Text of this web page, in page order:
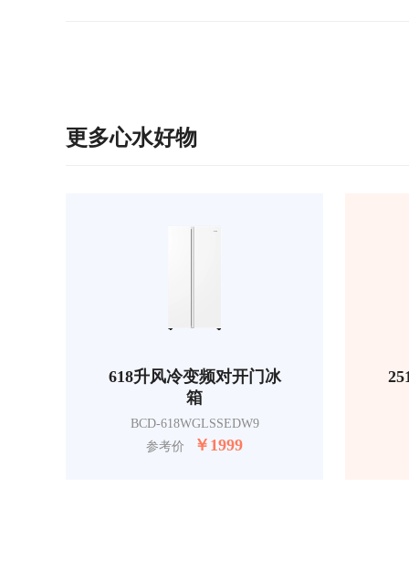
更多心水好物
618升风冷变频对开门冰
箱
BCD-618WGLSSEDW9
参考价
￥ 1999